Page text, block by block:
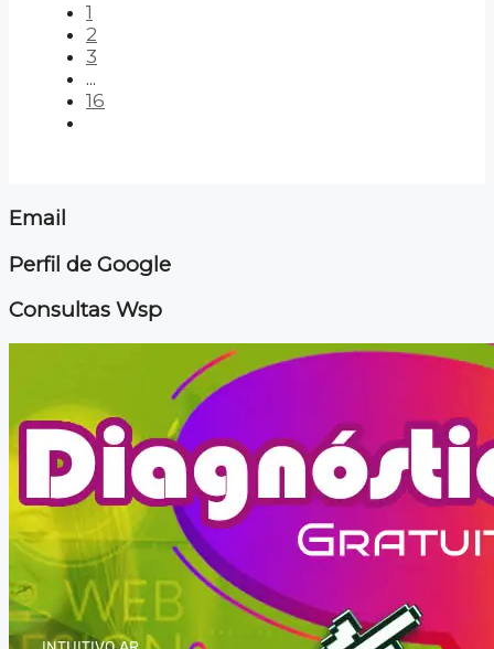
1
2
3
...
16
Email
Perfil de Google
Consultas Wsp